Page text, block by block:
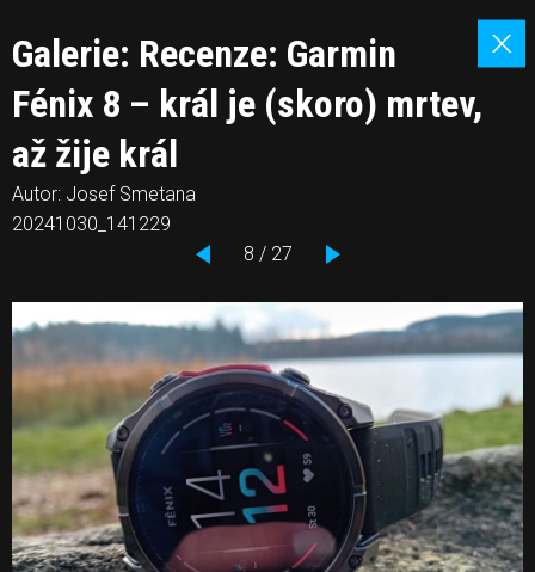
Galerie: Recenze: Garmin
Fénix 8 – král je (skoro) mrtev,
až žije král
Autor: Josef Smetana
20241030_141229
8 / 27